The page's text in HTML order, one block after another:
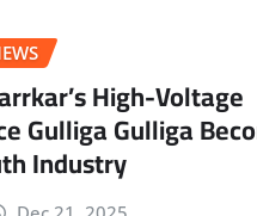
High-Voltage
Gulliga Gulliga
Industry